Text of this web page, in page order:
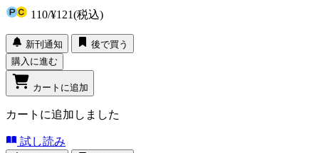
110/¥121(税込)
新刊通知
後で買う
購入に進む
カートに追加
カートに追加しました
試し読み